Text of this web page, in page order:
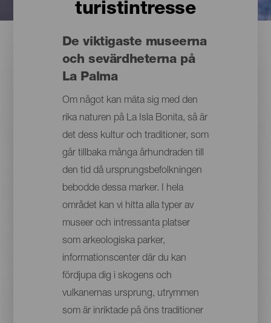
turistintresse
De viktigaste museerna
och sevärdheterna på
La Palma
Om något kan mäta sig med den
rika naturen på La Isla Bonita, så är
det dess kultur och traditioner, som
går tillbaka många århundraden till
den tid då ursprungsbefolkningen
bebodde dessa marker. I hela
området kan vi hitta alla typer av
museer och intressanta platser
som arkeologiska parker,
informationscenter där du kan
fördjupa dig i skogens och
vulkanernas ursprung, utrymmen
som är inriktade på öns traditioner